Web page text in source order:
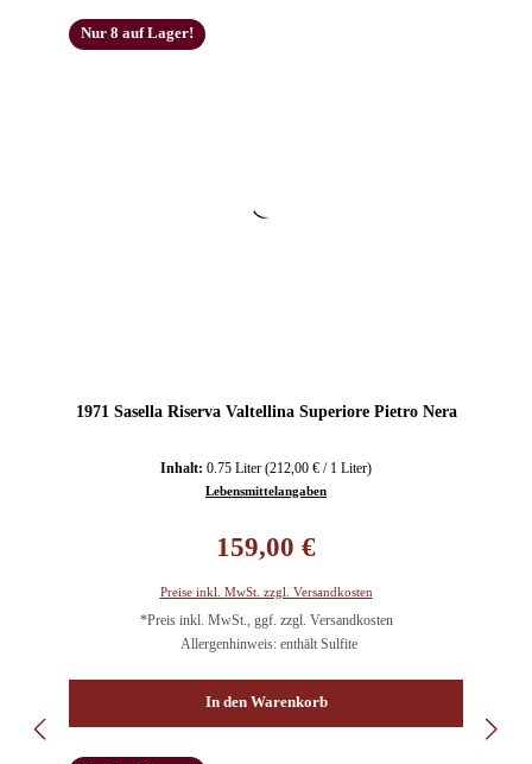
Nur 8 auf Lager!
1971 Sasella Riserva Valtellina Superiore Pietro Nera
Inhalt: 0.75 Liter (212,00 € / 1 Liter)
Lebensmittelangaben
159,00 €
Preise inkl. MwSt. zzgl. Versandkosten
*Preis inkl. MwSt., ggf. zzgl. Versandkosten
Allergenhinweis: enthält Sulfite
In den Warenkorb